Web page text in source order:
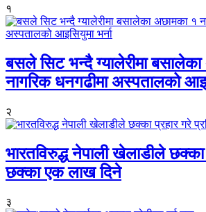
१
बसले सिट भन्दै ग्यालेरीमा
नागरिक धनगढीमा अस्पतालको
२
भारतविरुद्ध नेपाली खेलाडीले छक्का
छक्का एक लाख दिने
३